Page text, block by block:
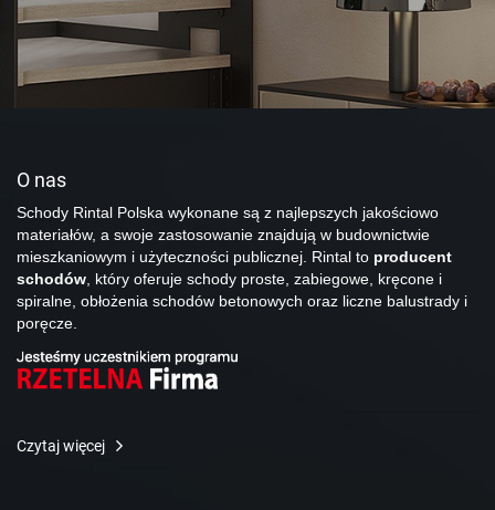
O nas
Schody Rintal Polska wykonane są z najlepszych jakościowo
materiałów, a swoje zastosowanie znajdują w budownictwie
mieszkaniowym i użyteczności publicznej. Rintal to producent
schodów , który oferuje schody proste, zabiegowe, kręcone i
spiralne, obłożenia schodów betonowych oraz liczne balustrady i
poręcze.
Czytaj więcej